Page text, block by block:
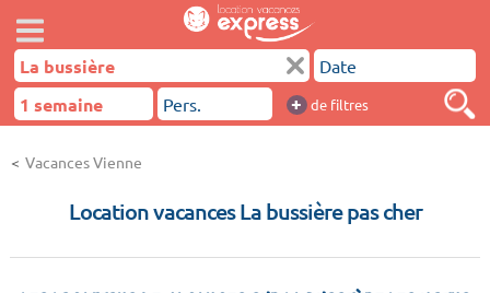
+ de filtres
Vacances Vienne
Location vacances La bussière pas cher